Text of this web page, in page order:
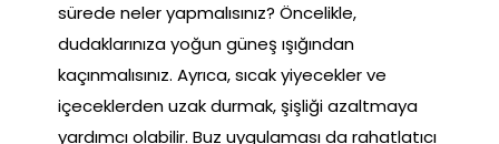
sürede neler yapmalısınız? Öncelikle,
dudaklarınıza yoğun güneş ışığından
kaçınmalısınız. Ayrıca, sıcak yiyecekler ve
içeceklerden uzak durmak, şişliği azaltmaya
yardımcı olabilir. Buz uygulaması da rahatlatıcı